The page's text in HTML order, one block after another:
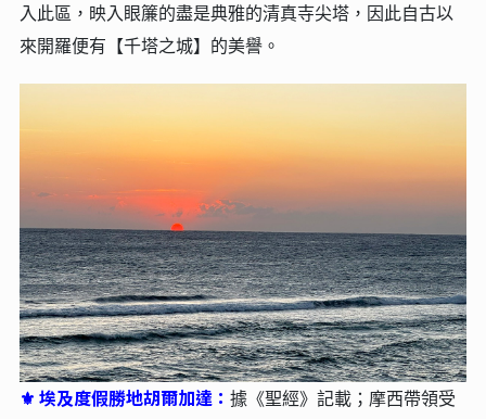
入此區，映入眼簾的盡是典雅的清真寺尖塔，因此自古以
來開羅便有【千塔之城】的美譽。
⚜ 埃及度假勝地胡爾加達： 據《聖經》記載；摩西帶領受